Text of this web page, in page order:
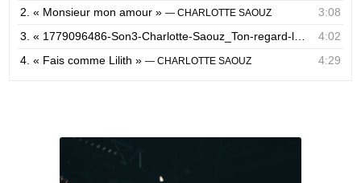
2.« Monsieur mon amour »— CHARLOTTE SAOUZ
3:08
3.« 1779096486-Son3-Charlotte-Saouz_Ton-regard-la-chanson-des-poils »
4:02
4.« Fais comme Lilith »— CHARLOTTE SAOUZ 4:29